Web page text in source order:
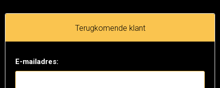
Terugkomende klant
E-mailadres: